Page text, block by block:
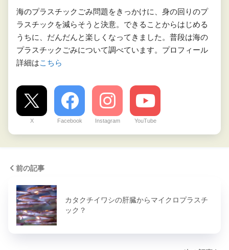
海のプラスチックごみ問題をきっかけに、身の回りのプ
ラスチックを減らそうと決意。できることからはじめる
うちに、だんだんと楽しくなってきました。普段は海の
プラスチックごみについて調べています。プロフィール
詳細はこちら
X Facebook Instagram YouTube
前の記事
カタクチイワシの肝臓からマイクロプラスチ
ック？